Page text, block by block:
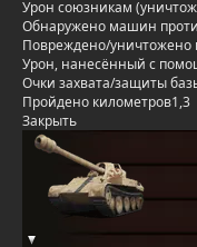
Урон союзникам
Обнаружено машин
Повреждено/
Урон, нанесённый с
Очки захвата/защиты
Пройдено километров1,3
Закрыть